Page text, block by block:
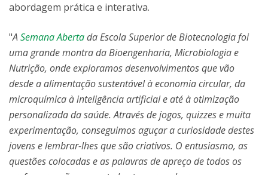
abordagem prática e interativa.
"A Semana Abertada Escola Superior de Biotecnologia foi
uma grande montra da Bioengenharia, Microbiologia e
Nutrição, onde exploramos desenvolvimentos que vão
desde a alimentação sustentável à economia circular, da
microquímica à inteligência artificial e até à otimização
personalizada da saúde. Através de jogos, quizzes e muita
experimentação, conseguimos aguçar a curiosidade destes
jovens e lembrar-lhes que são criativos. O entusiasmo, as
questões colocadas e as palavras de apreço de todos os